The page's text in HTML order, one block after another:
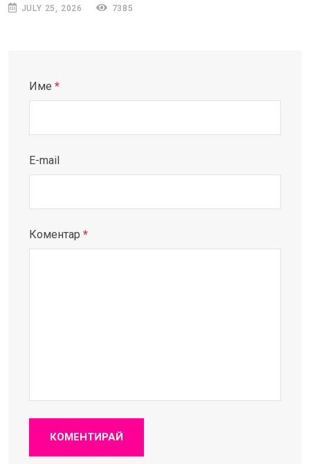
JULY 25, 2026 7385
Име *
E-mail
Коментар *
КОМЕНТИРАЙ